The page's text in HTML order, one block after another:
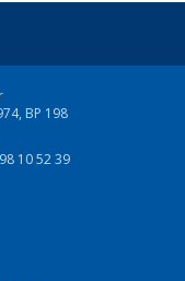
BP 198
10 52 39